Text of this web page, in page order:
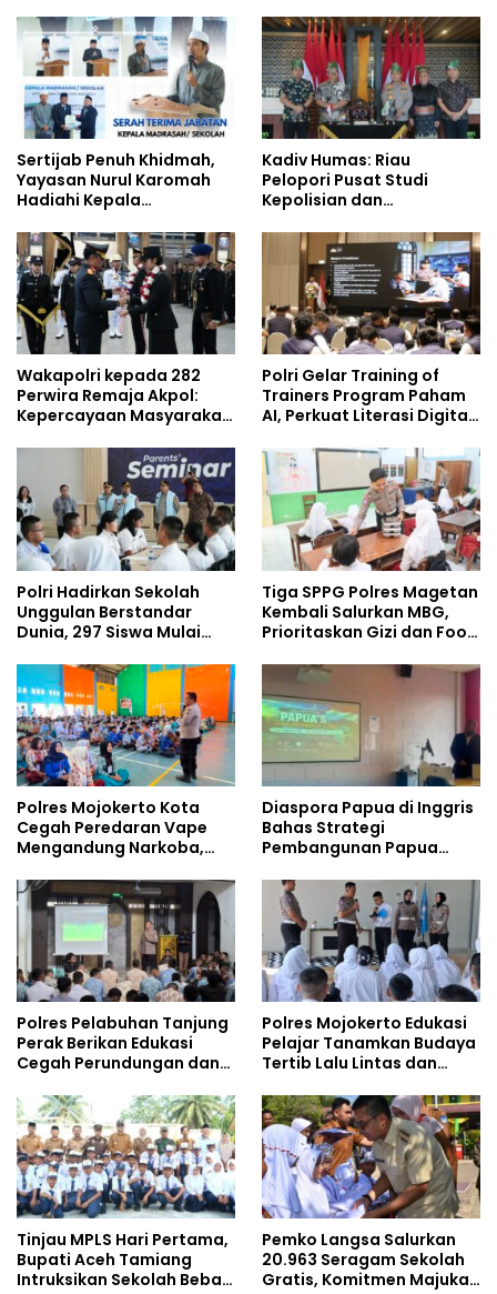
Studi Kepolisian
Era Digital
Sertijab Penuh Khidmah,
Yayasan Nurul Karomah
Hadiahi Kepala
Umrah
Kadiv Humas: Riau
Pelopori Pusat Studi
Kepolisian dan
Policing Masuki Babak
Wakapolri kepada 282
Perwira Remaja Akpol:
Kepercayaan Masyarakat
Polri Gelar Training of
Trainers Program Paham
AI, Perkuat Literasi Digital
Polri Hadirkan Sekolah
Unggulan Berstandar
Dunia, 297 Siswa Mulai
Tiga SPPG Polres Magetan
Kembali Salurkan MBG,
Prioritaskan Gizi dan Food
Polres Mojokerto Kota
Cegah Peredaran Vape
Mengandung Narkoba,
Kalangan Remaja
Diaspora Papua di Inggris
Bahas Strategi
Pembangunan Papua
Doktoral Internasional
Polres Pelabuhan Tanjung
Perak Berikan Edukasi
Cegah Perundungan dan
kepada Pelajar MPLS
Polres Mojokerto Edukasi
Pelajar Tanamkan Budaya
Tertib Lalu Lintas dan
Tinjau MPLS Hari Pertama,
Bupati Aceh Tamiang
Intruksikan Sekolah Bebas
Pemko Langsa Salurkan
20.963 Seragam Sekolah
Gratis, Komitmen Majukan